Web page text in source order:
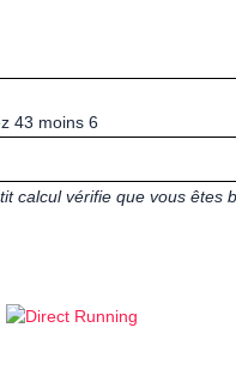
43 moins 6
calcul vérifie que vous êtes